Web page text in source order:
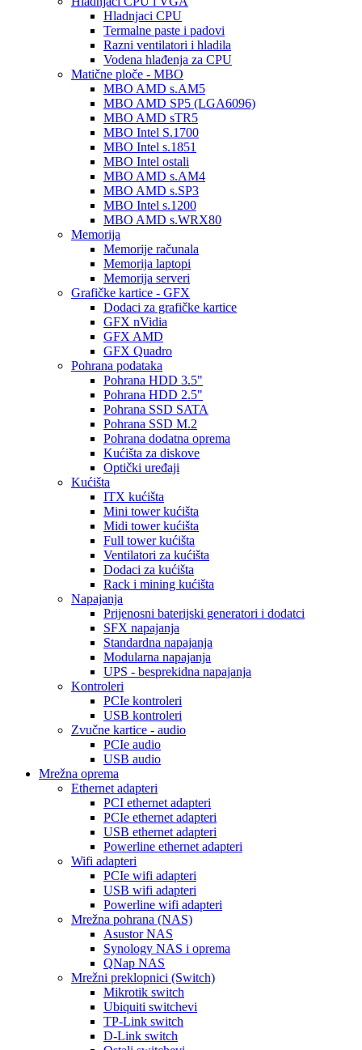
Hladnjaci CPU
Termalne paste i padovi
Razni ventilatori i hladila
Vodena hlađenja za CPU
Matične ploče - MBO
MBO AMD s.AM5
MBO AMD SP5 (LGA6096)
MBO AMD sTR5
MBO Intel S.1700
MBO Intel s.1851
MBO Intel ostali
MBO AMD s.AM4
MBO AMD s.SP3
MBO Intel s.1200
MBO AMD s.WRX80
Memorija
Memorije računala
Memorija laptopi
Memorija serveri
Grafičke kartice - GFX
Dodaci za grafičke kartice
GFX nVidia
GFX AMD
GFX Quadro
Pohrana podataka
Pohrana HDD 3.5"
Pohrana HDD 2.5"
Pohrana SSD SATA
Pohrana SSD M.2
Pohrana dodatna oprema
Kućišta za diskove
Optički uređaji
Kućišta
ITX kućišta
Mini tower kućišta
Midi tower kućišta
Full tower kućišta
Ventilatori za kućišta
Dodaci za kućišta
Rack i mining kućišta
Napajanja
Prijenosni baterijski generatori i dodatci
SFX napajanja
Standardna napajanja
Modularna napajanja
UPS - besprekidna napajanja
Kontroleri
PCIe kontroleri
USB kontroleri
Zvučne kartice - audio
PCIe audio
USB audio
Mrežna oprema
Ethernet adapteri
PCI ethernet adapteri
PCIe ethernet adapteri
USB ethernet adapteri
Powerline ethernet adapteri
Wifi adapteri
PCIe wifi adapteri
USB wifi adapteri
Powerline wifi adapteri
Mrežna pohrana (NAS)
Asustor NAS
Synology NAS i oprema
QNap NAS
Mrežni preklopnici (Switch)
Mikrotik switch
Ubiquiti switchevi
TP-Link switch
D-Link switch